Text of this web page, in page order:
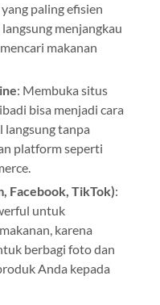
paling efisien
menjangkau
makanan
: Membuka situs
bisa menjadi cara
langsung tanpa
platform seperti
Facebook, TikTok):
untuk
karena
berbagi foto dan
Anda kepada